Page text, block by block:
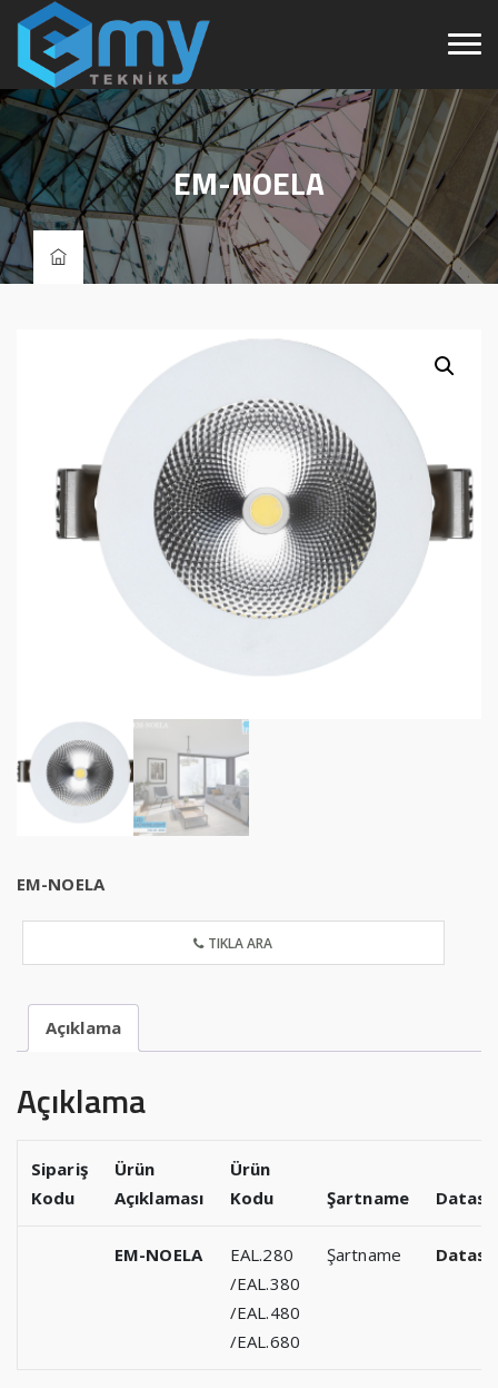
EM-NOELA
EM-NOELA
TIKLA ARA
Açıklama
Açıklama
Sipariş
Kodu
Ürün
Açıklaması
Ürün
Kodu
Şartname
EM-NOELA
EAL.280
/EAL.380
/EAL.480
/EAL.680
Şartname